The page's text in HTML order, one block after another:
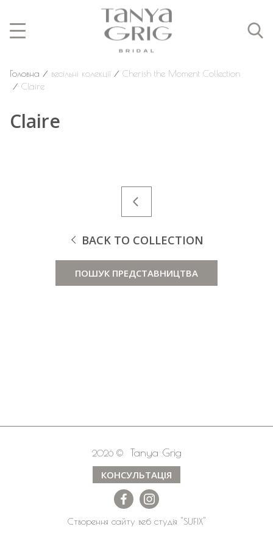
Головна ⁄ весільні колекції ⁄ Cherish the Moment Collection
⁄ Claire
Claire
BACK TO COLLECTION
ПОШУК ПРЕДСТАВНИЦТВА
2026 © Tanya Grig
КОНСУЛЬТАЦІЯ
Створення сайту веб студія "SUFIX"